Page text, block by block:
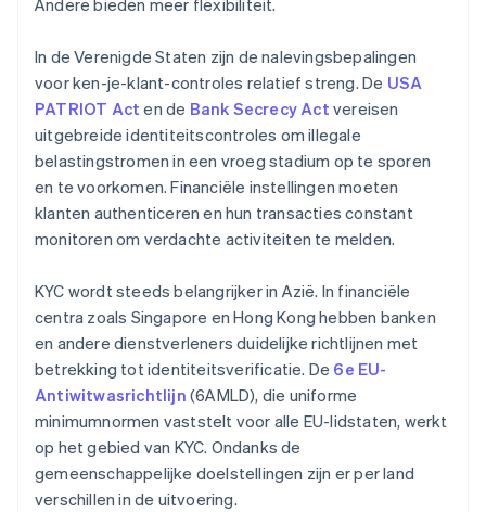
Andere bieden meer flexibiliteit.
In de Verenigde Staten zijn de nalevingsbepalingen
voor ken-je-klant-controles relatief streng. De USA
PATRIOT Act en de Bank Secrecy Act vereisen
uitgebreide identiteitscontroles om illegale
belastingstromen in een vroeg stadium op te sporen
en te voorkomen. Financiële instellingen moeten
klanten authenticeren en hun transacties constant
monitoren om verdachte activiteiten te melden.
KYC wordt steeds belangrijker in Azië. In financiële
centra zoals Singapore en Hong Kong hebben banken
en andere dienstverleners duidelijke richtlijnen met
betrekking tot identiteitsverificatie. De 6e EU-
Antiwitwasrichtlijn (6AMLD), die uniforme
minimumnormen vaststelt voor alle EU-lidstaten, werkt
op het gebied van KYC. Ondanks de
gemeenschappelijke doelstellingen zijn er per land
verschillen in de uitvoering.